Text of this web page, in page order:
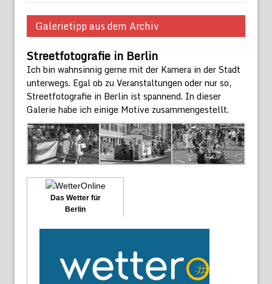
Galerietipp aus dem Archiv
Streetfotografie in Berlin
Ich bin wahnsinnig gerne mit der Kamera in der Stadt
unterwegs. Egal ob zu Veranstaltungen oder nur so,
Streetfotografie in Berlin ist spannend. In dieser
Galerie habe ich einige Motive zusammengestellt.
Das Wetter für
Berlin